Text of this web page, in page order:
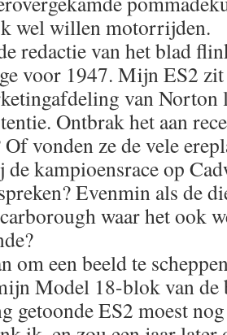
wel willen motorrijden.
redactie van het blad
voor 1947. Mijn ES2
van Norton
Ontbrak het aan
Of vonden ze de vele
de kampioensrace op
Evenmin als de
waar het ook
om een beeld te
Model 18-blok van de
getoonde ES2 moest